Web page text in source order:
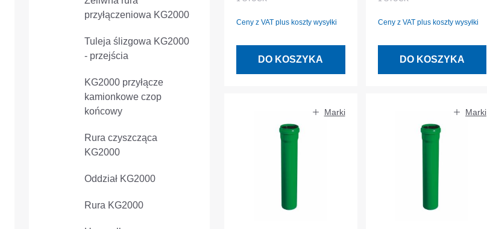
przyłączeniowa KG2000
Tuleja ślizgowa KG2000
- przejścia
KG2000 przyłącze
kamionkowe czop
końcowy
Rura czyszcząca
KG2000
Oddział KG2000
Rura KG2000
Ceny z VAT plus koszty wysyłki
DO KOSZYKA
Ceny z VAT plus koszty wysyłki
DO KOSZYKA
Marki Marki